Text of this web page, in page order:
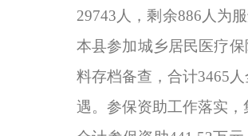
29743人，剩余886人为
本县参加城乡居民医疗
料存档备查，合计3465
遇。参保资助工作落实